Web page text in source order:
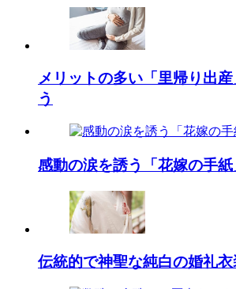
メリットの多い「里帰り出
う
感動の涙を誘う「花嫁の手紙
伝統的で神聖な純白の婚礼衣